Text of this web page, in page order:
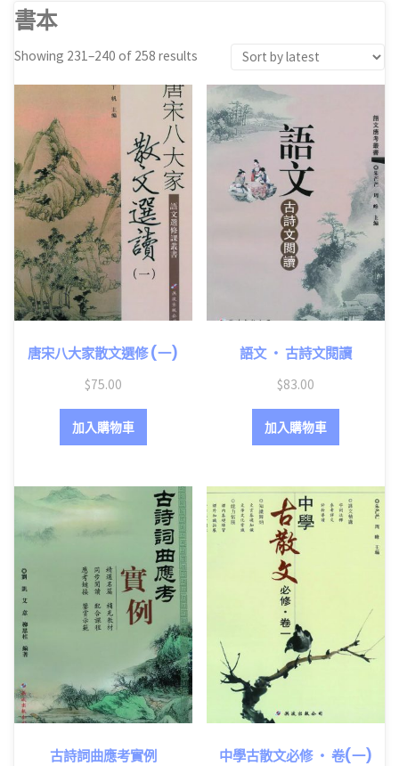
書本
Showing 231–240 of 258 results
唐宋八大家散文選修 (一)
$75.00
加入購物車
語文 ‧ 古詩文閱讀
$83.00
加入購物車
古詩詞曲應考實例 中學古散文必修 ‧ 卷(一)